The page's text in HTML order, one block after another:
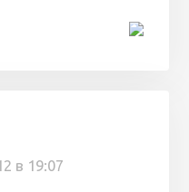
в 19:07